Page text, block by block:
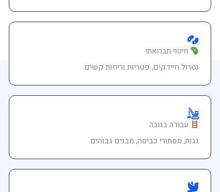
חיטוי תברואתי
נטרול חיידקים, פטריות וריחות קשים.
עבודה בגובה
גגות, מסתורי כביסה, מבנים גבוהים.